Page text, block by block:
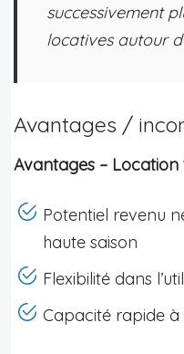
successivement
locatives autour
Avantages /
Avantages – Location
Potentiel revenu
haute saison
Flexibilité dans
Capacité rapide